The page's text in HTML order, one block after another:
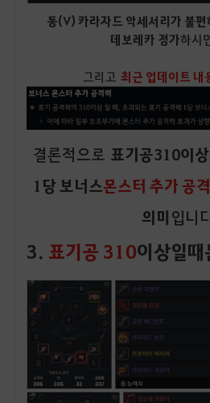
동(V) 카라자드 악세서리가 불편
데보레카 정가하시
그리고 최근 업데이트 내
결론적으로 표기공310이
1당 보너스몬스터 추가 공
의미입니
3. 표기공 310이상일때